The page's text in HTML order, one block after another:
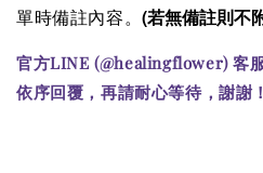
單時備註內容。(若無備註則不
官方LINE (@healingflower) 客
依序回覆，再請耐心等待，謝謝！